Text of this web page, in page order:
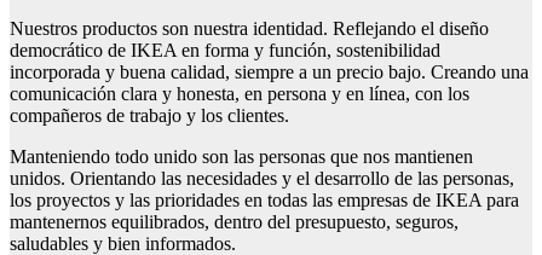
Nuestros productos son nuestra identidad. Reflejando el diseño
democrático de IKEA en forma y función, sostenibilidad
incorporada y buena calidad, siempre a un precio bajo. Creando una
comunicación clara y honesta, en persona y en línea, con los
compañeros de trabajo y los clientes.
Manteniendo todo unido son las personas que nos mantienen
unidos. Orientando las necesidades y el desarrollo de las personas,
los proyectos y las prioridades en todas las empresas de IKEA para
mantenernos equilibrados, dentro del presupuesto, seguros,
saludables y bien informados.